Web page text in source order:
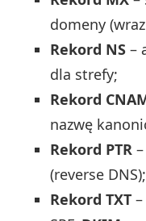
domeny
Rekord NS –
dla strefy;
Rekord
nazwę
Rekord PTR
(reverse DNS);
Rekord TXT